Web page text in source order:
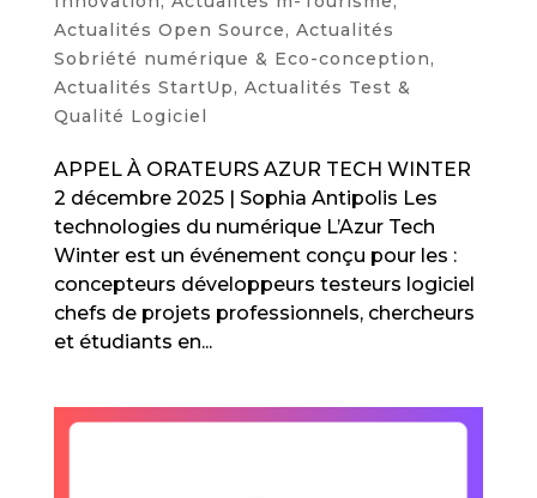
Actualités Open Source, Actualités
Sobriété numérique & Eco-conception,
Actualités StartUp, Actualités Test &
Qualité Logiciel
APPEL À ORATEURS AZUR TECH WINTER
2 décembre 2025 | Sophia Antipolis Les
technologies du numérique L’Azur Tech
Winter est un événement conçu pour les :
concepteurs développeurs testeurs logiciel
chefs de projets professionnels, chercheurs
et étudiants en...